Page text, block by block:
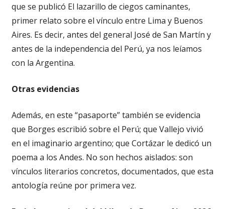
que se publicó El lazarillo de ciegos caminantes,
primer relato sobre el vínculo entre Lima y Buenos
Aires. Es decir, antes del general José de San Martín y
antes de la independencia del Perú, ya nos leíamos
con la Argentina.
Otras evidencias
Además, en este “pasaporte” también se evidencia
que Borges escribió sobre el Perú; que Vallejo vivió
en el imaginario argentino; que Cortázar le dedicó un
poema a los Andes. No son hechos aislados: son
vínculos literarios concretos, documentados, que esta
antología reúne por primera vez.